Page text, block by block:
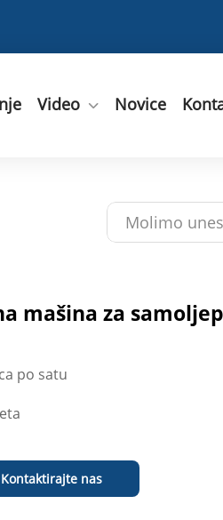
Video Novice
mašina za
po satu
Kontaktirajte nas